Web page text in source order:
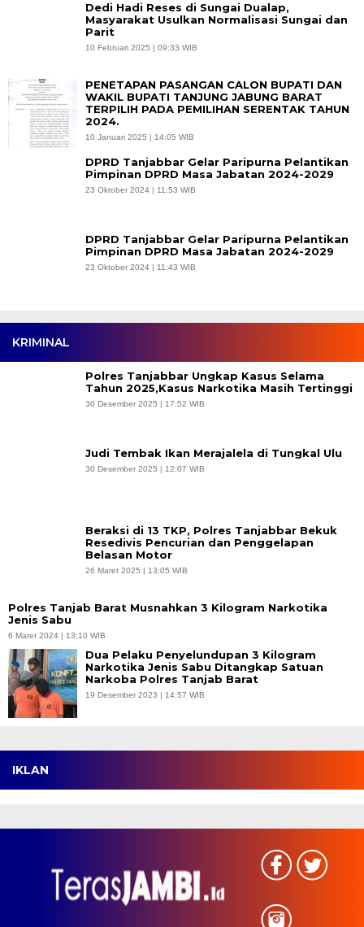
Dedi Hadi Reses di Sungai Dualap,
Masyarakat Usulkan Normalisasi Sungai dan
Parit
10 Februari 2025 | 09:33 WIB
PENETAPAN PASANGAN CALON BUPATI DAN
WAKIL BUPATI TANJUNG JABUNG BARAT
TERPILIH PADA PEMILIHAN SERENTAK TAHUN
2024.
10 Januari 2025 | 14:05 WIB
DPRD Tanjabbar Gelar Paripurna Pelantikan
Pimpinan DPRD Masa Jabatan 2024-2029
23 Oktober 2024 | 11:53 WIB
DPRD Tanjabbar Gelar Paripurna Pelantikan
Pimpinan DPRD Masa Jabatan 2024-2029
23 Oktober 2024 | 11:43 WIB
KRIMINAL
Polres Tanjabbar Ungkap Kasus Selama
Tahun 2025,Kasus Narkotika Masih Tertinggi
30 Desember 2025 | 17:52 WIB
Judi Tembak Ikan Merajalela di Tungkal Ulu
30 Desember 2025 | 12:07 WIB
Beraksi di 13 TKP, Polres Tanjabbar Bekuk
Resedivis Pencurian dan Penggelapan
Belasan Motor
26 Maret 2025 | 13:05 WIB
Polres Tanjab Barat Musnahkan 3 Kilogram Narkotika
Jenis Sabu
6 Maret 2024 | 13:10 WIB
Dua Pelaku Penyelundupan 3 Kilogram
Narkotika Jenis Sabu Ditangkap Satuan
Narkoba Polres Tanjab Barat
19 Desember 2023 | 14:57 WIB
IKLAN